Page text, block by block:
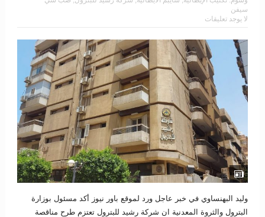
سيفن
لا يوجد تعليقات
وليد البهنساوي في خبر عاجل ورد لموقع باور نيوز أكد مسئول بوزارة
البترول والثروة المعدنية ان شركة رشيد للبترول تعتزم طرح مناقصة